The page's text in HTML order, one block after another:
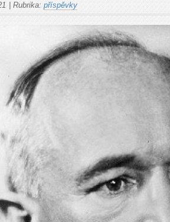
Rubrika: příspěvky